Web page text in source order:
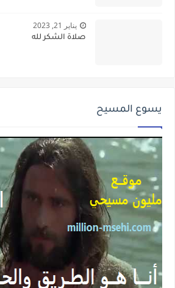
يناير 21, 2023
صلاة الشكر لله
يسوع المسيح